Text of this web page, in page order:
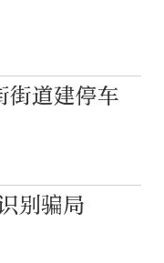
道建停车
别骗局